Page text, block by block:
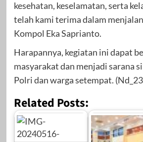
kesehatan, keselamatan, serta
telah kami terima dalam
Kompol Eka Saprianto.
Harapannya, kegiatan ini dapat
masyarakat dan menjadi sarana
Polri dan warga setempat.
Related Posts: